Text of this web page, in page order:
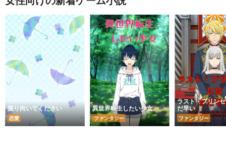
振り向いてください
恋愛
異世界転生したい少女
ファンタジー
ラスト・プリン
だ早い
ファンタジー